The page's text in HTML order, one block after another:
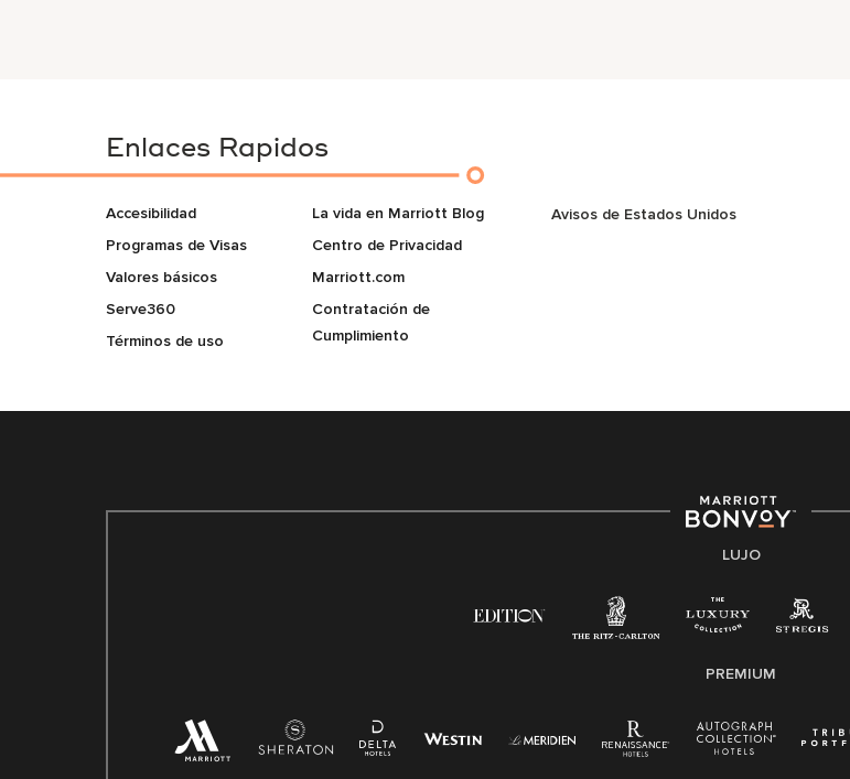
Enlaces Rapidos
Accesibilidad
Programas de Visas
Valores básicos
Serve360
Términos de uso
La vida en Marriott Blog
Centro de Privacidad
Marriott.com
Contratación de
Cumplimiento
Avisos de Estados Unidos
motivos de discapacidad, condición de
cualquier otra base protegida por leyes
E-Verify Inglés/Español
Derecho a trabajar inglés/español
(EPPA)
Ley de licencia familiar y médica
LUJO
PREMIUM